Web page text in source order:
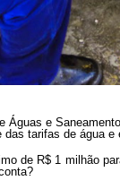
Águas e
das tarifas de água e
de R$ 1 milhão